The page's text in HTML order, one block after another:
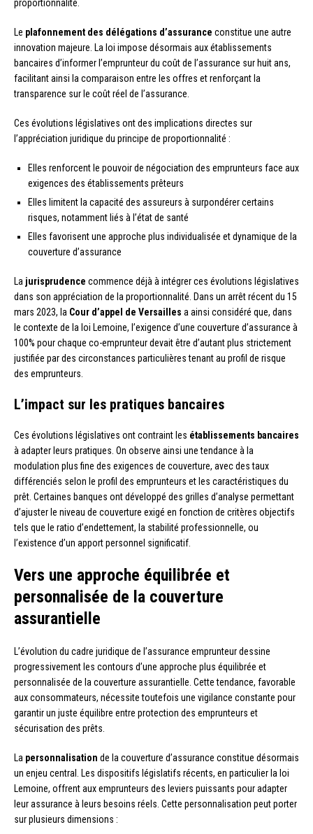
proportionnalité.
Le plafonnement des délégations d’assurance constitue une autre
innovation majeure. La loi impose désormais aux établissements
bancaires d’informer l’emprunteur du coût de l’assurance sur huit ans,
facilitant ainsi la comparaison entre les offres et renforçant la
transparence sur le coût réel de l’assurance.
Ces évolutions législatives ont des implications directes sur
l’appréciation juridique du principe de proportionnalité :
Elles renforcent le pouvoir de négociation des emprunteurs face aux
exigences des établissements prêteurs
Elles limitent la capacité des assureurs à surpondérer certains
risques, notamment liés à l’état de santé
Elles favorisent une approche plus individualisée et dynamique de la
couverture d’assurance
La jurisprudence commence déjà à intégrer ces évolutions législatives
dans son appréciation de la proportionnalité. Dans un arrêt récent du 15
mars 2023, la Cour d’appel de Versailles a ainsi considéré que, dans
le contexte de la loi Lemoine, l’exigence d’une couverture d’assurance à
100% pour chaque co-emprunteur devait être d’autant plus strictement
justifiée par des circonstances particulières tenant au profil de risque
des emprunteurs.
L’impact sur les pratiques bancaires
Ces évolutions législatives ont contraint les établissements bancaires
à adapter leurs pratiques. On observe ainsi une tendance à la
modulation plus fine des exigences de couverture, avec des taux
différenciés selon le profil des emprunteurs et les caractéristiques du
prêt. Certaines banques ont développé des grilles d’analyse permettant
d’ajuster le niveau de couverture exigé en fonction de critères objectifs
tels que le ratio d’endettement, la stabilité professionnelle, ou
l’existence d’un apport personnel significatif.
Vers une approche équilibrée et
personnalisée de la couverture
assurantielle
L’évolution du cadre juridique de l’assurance emprunteur dessine
progressivement les contours d’une approche plus équilibrée et
personnalisée de la couverture assurantielle. Cette tendance, favorable
aux consommateurs, nécessite toutefois une vigilance constante pour
garantir un juste équilibre entre protection des emprunteurs et
sécurisation des prêts.
La personnalisation de la couverture d’assurance constitue désormais
un enjeu central. Les dispositifs législatifs récents, en particulier la loi
Lemoine, offrent aux emprunteurs des leviers puissants pour adapter
leur assurance à leurs besoins réels. Cette personnalisation peut porter
sur plusieurs dimensions :